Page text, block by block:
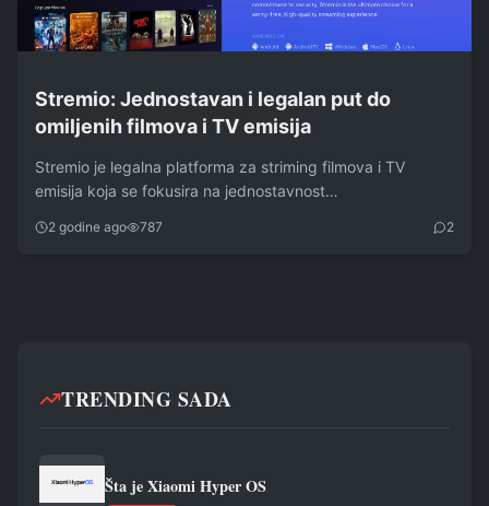
Stremio: Jednostavan i legalan put do
omiljenih filmova i TV emisija
Stremio je legalna platforma za striming filmova i TV
emisija koja se fokusira na jednostavnost…
2 godine ago 787 2
TRENDING SADA
Šta je Xiaomi Hyper OS